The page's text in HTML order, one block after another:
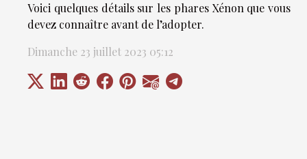
Voici quelques détails sur les phares Xénon que vous
devez connaître avant de l’adopter.
Dimanche 23 juillet 2023 05:12